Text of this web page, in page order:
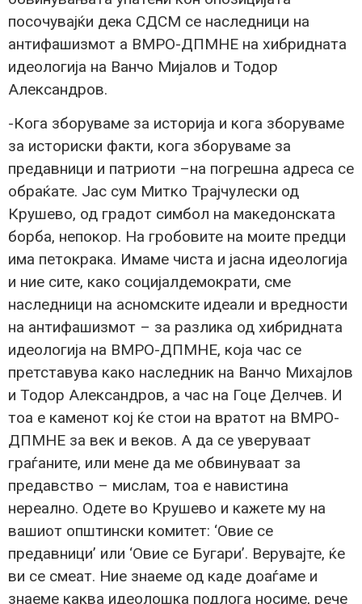
посочувајќи дека СДСМ се наследници на
антифашизмот а ВМРО-ДПМНЕ на хибридната
идеологија на Ванчо Мијалов и Тодор
Александров.
-Кога зборуваме за историја и кога зборуваме
за историски факти, кога зборуваме за
предавници и патриоти –на погрешна адреса се
обраќате. Јас сум Митко Трајчулески од
Крушево, од градот симбол на македонската
борба, непокор. На гробовите на моите предци
има петокрака. Имаме чиста и јасна идеологија
и ние сите, како социјалдемократи, сме
наследници на асномските идеали и вредности
на антифашизмот – за разлика од хибридната
идеологија на ВМРО-ДПМНЕ, која час се
претставува како наследник на Ванчо Михајлов
и Тодор Александров, а час на Гоце Делчев. И
тоа е каменот кој ќе стои на вратот на ВМРО-
ДПМНЕ за век и веков. А да се уверуваат
граѓаните, или мене да ме обвинуваат за
предавство – мислам, тоа е навистина
нереално. Одете во Крушево и кажете му на
вашиот општински комитет: ‘Овие се
предавници’ или ‘Овие се Бугари’. Верувајте, ќе
ви се смеат. Ние знаеме од каде доаѓаме и
знаеме каква идеолошка подлога носиме, рече